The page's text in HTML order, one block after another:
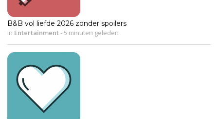
B&B vol liefde 2026 zonder spoilers
in Entertainment-5 minuten geleden